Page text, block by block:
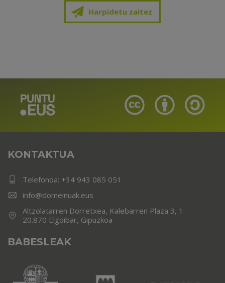
Harpidetu zaitez
KONTAKTUA
Telefonoa: +34 943 085 051
info@domeinuak.eus
Altzolatarren Dorretxea, Kalebarren Plaza 3, 1
20.870 Elgoibar, Gipuzkoa
BABESLEAK